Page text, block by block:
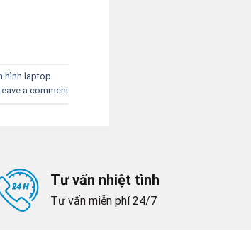
hình laptop
a comment
Tư vấn nhiệt tình
Tư vấn miễn phí 24/7